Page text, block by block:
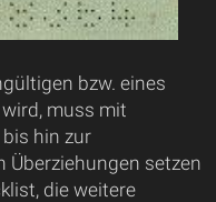
bzw. eines
muss mit
hin zur
Überziehungen setzen
die weitere